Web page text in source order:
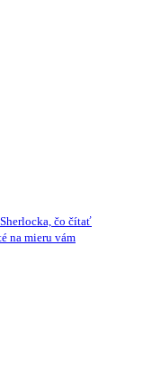
čo čítať
na mieru vám